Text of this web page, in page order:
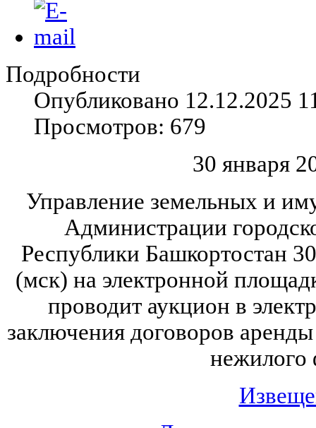
Подробности
Опубликовано 12.12.2025
Просмотров: 679
30 января
Управление земельных и
Администрации
Республики Башкортостан
(мск) на электронной
проводит аукцион в
заключения договоров
нежилого